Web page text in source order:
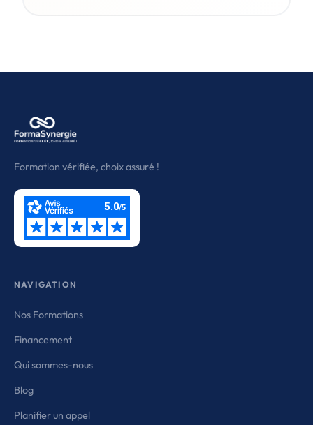
Formation vérifiée, choix assuré !
NAVIGATION
Nos Formations
Financement
Qui sommes-nous
Blog
Planifier un appel